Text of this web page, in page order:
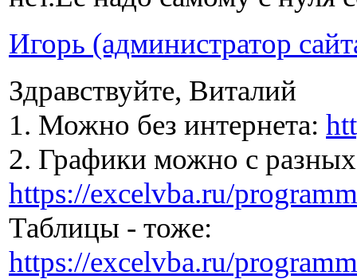
Игорь (администратор
Здравствуйте, Виталий
1. Можно без интернета:
2. Графики можно с разных
https://excelvba.ru/
Таблицы - тоже:
https://excelvba.ru/